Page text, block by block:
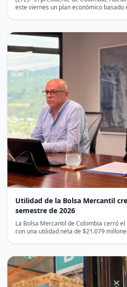
este viernes un plan económico basado
Utilidad de la Bolsa Mercantil
semestre de 2026
La Bolsa Mercantil de Colombia cerró
con una utilidad neta de $21.079